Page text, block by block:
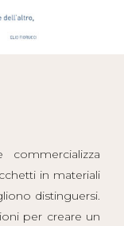
in materiali
distinguersi.
per creare un